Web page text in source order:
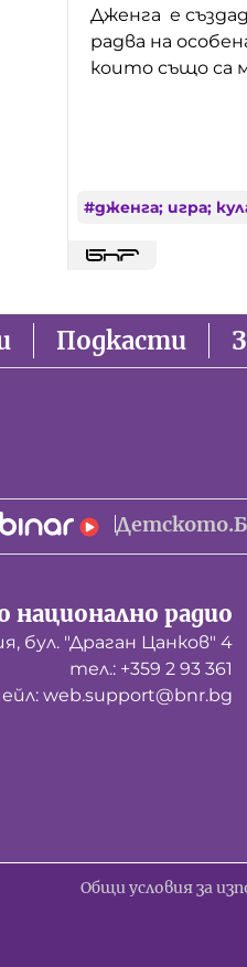
Дженга е
радва на
които също са
#дженга; игра;
Подкасти
национално радио
бул. "Драган Цанков" 4
тел.: +359 2 93 361
web.support@bnr.bg
Общи условия за